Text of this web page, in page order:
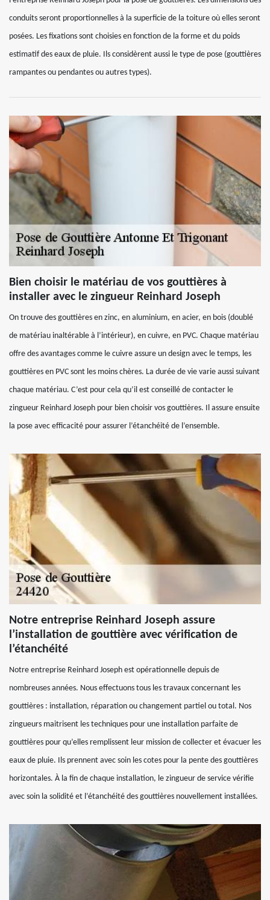
conduits seront proportionnelles à la superficie de la toiture où elles seront
posées. Les fixations sont choisies en fonction de la forme et du poids
estimatif des eaux de pluie. Ils considèrent aussi le type de pose (gouttières
rampantes ou pendantes ou autres types).
Bien choisir le matériau de vos gouttières à
installer avec le zingueur Reinhard Joseph
On trouve des gouttières en zinc, en aluminium, en acier, en bois (doublé
de matériau inaltérable à l’intérieur), en cuivre, en PVC. Chaque matériau
offre des avantages comme le cuivre assure un design avec le temps, les
gouttières en PVC sont les moins chères. La durée de vie varie aussi suivant
chaque matériau. C’est pour cela qu’il est conseillé de contacter le
zingueur Reinhard Joseph pour bien choisir vos gouttières. Il assure ensuite
la pose avec efficacité pour assurer l’étanchéité de l’ensemble.
Notre entreprise Reinhard Joseph assure
l’installation de gouttière avec vérification de
l’étanchéité
Notre entreprise Reinhard Joseph est opérationnelle depuis de
nombreuses années. Nous effectuons tous les travaux concernant les
gouttières : installation, réparation ou changement partiel ou total. Nos
zingueurs maitrisent les techniques pour une installation parfaite de
gouttières pour qu’elles remplissent leur mission de collecter et évacuer les
eaux de pluie. Ils prennent avec soin les cotes pour la pente des gouttières
horizontales. À la fin de chaque installation, le zingueur de service vérifie
avec soin la solidité et l’étanchéité des gouttières nouvellement installées.